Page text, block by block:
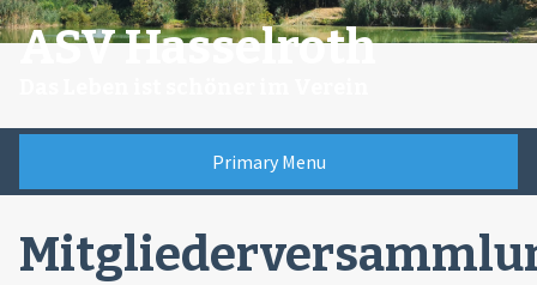
Skip
toASV Hasselroth
Primary Menu